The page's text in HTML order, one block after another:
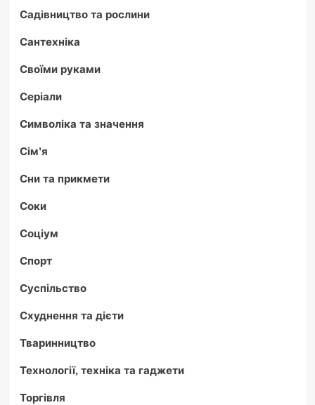
Садівництво та рослини
Сантехніка
Своїми руками
Серіали
Символіка та значення
Сім'я
Сни та прикмети
Соки
Соціум
Спорт
Суспільство
Схуднення та дієти
Тваринництво
Технології, техніка та гаджети
Торгівля